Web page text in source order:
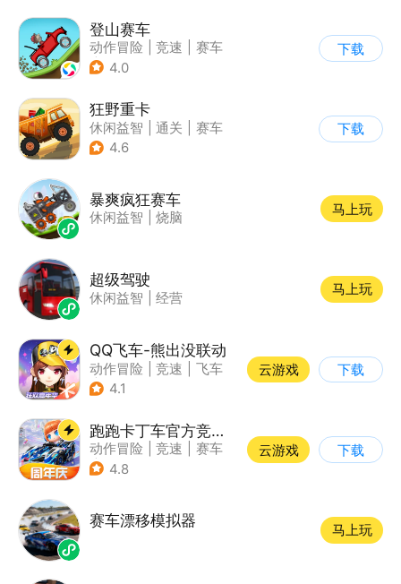
登山赛车
动作冒险 竞速
赛车
| 卡通
4.0
下载
狂野重卡
休闲益智 通关
赛车
4.6
下载
暴爽疯狂赛车
休闲益智 烧脑
马上玩
超级驾驶
休闲益智 经营
马上玩
QQ飞车-熊出没联动
动作冒险 竞速
飞车
| 漂移
4.1
云游戏 下载
跑跑卡丁车官方竞速版
动作冒险 竞速
赛车
| 跑跑卡丁车
4.8
云游戏 下载
赛车漂移模拟器
马上玩